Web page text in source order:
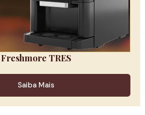
Freshmore TRES
Saiba Mais